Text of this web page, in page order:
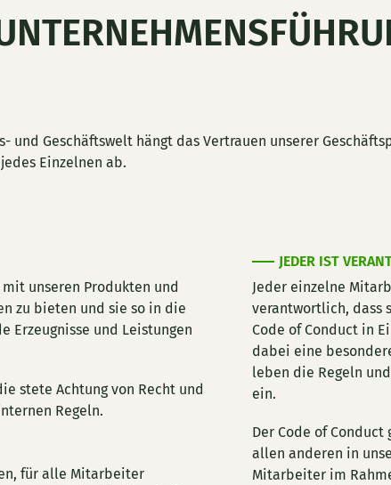
und Geschäftswelt hängt das Vertrauen unserer
Einzelnen ab.
unseren Produkten und
zu bieten und sie so in die
Erzeugnisse und Leistungen
stete Achtung von Recht und
Regeln.
für alle Mitarbeiter
JEDER IST
Jeder einzelne
verantwortlich, dass
Code of Conduct in
dabei eine
leben die Regeln
ein.
Der Code of
allen anderen in
Mitarbeiter im